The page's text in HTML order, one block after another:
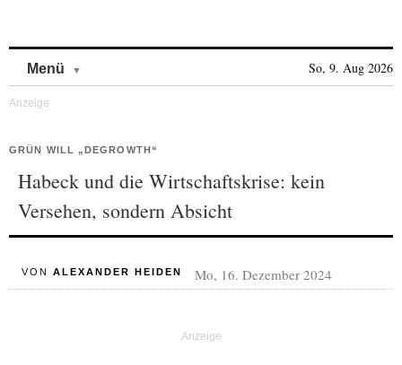
Menü So, 9. Aug 2026
GRÜN WILL „DEGROWTH“
Habeck und die Wirtschaftskrise: kein
Versehen, sondern Absicht
VON ALEXANDER HEIDEN Mo, 16. Dezember 2024